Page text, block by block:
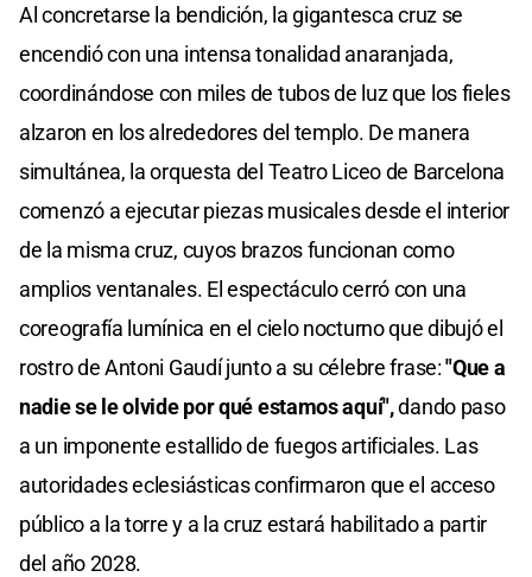
Al concretarse la bendición, la gigantesca cruz se
encendió con una intensa tonalidad anaranjada,
coordinándose con miles de tubos de luz que los fieles
alzaron en los alrededores del templo. De manera
simultánea, la orquesta del Teatro Liceo de Barcelona
comenzó a ejecutar piezas musicales desde el interior
de la misma cruz, cuyos brazos funcionan como
amplios ventanales. El espectáculo cerró con una
coreografía lumínica en el cielo nocturno que dibujó el
rostro de Antoni Gaudí junto a su célebre frase:"Que a
nadie se le olvide por qué estamos aquí",dando paso
a un imponente estallido de fuegos artificiales. Las
autoridades eclesiásticas confirmaron que el acceso
público a la torre y a la cruz estará habilitado a partir
del año 2028.